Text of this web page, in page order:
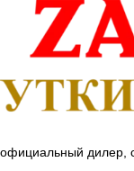
Перейти
содержимому
официальный дилер,